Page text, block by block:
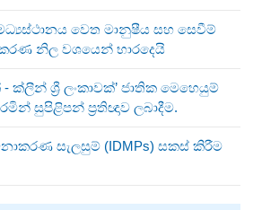
වෙත මානුෂීය සහ සෙවීම්
නිල වශයෙන් භාරදෙයි
ක්ලීන් ශ්‍රී ලංකාවක්’ ජාතික මෙහෙයුම්
සුපිළිපන් ප්‍රතිඥාව ලබාදීම.
සැලසුම් (IDMPs) සකස් කිරීම